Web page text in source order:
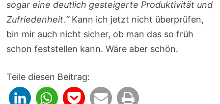
sogar eine deutlich gesteigerte Produktivität und
Zufriedenheit.“Kann ich jetzt nicht überprüfen,
bin mir auch nicht sicher, ob man das so früh
schon feststellen kann. Wäre aber schön.
Teile diesen Beitrag: